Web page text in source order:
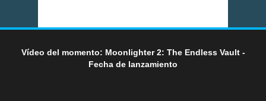
Vídeo del momento: Moonlighter 2: The Endless Vault -
Fecha de lanzamiento